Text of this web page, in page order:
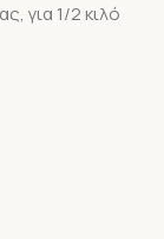
για 1/2 κιλό